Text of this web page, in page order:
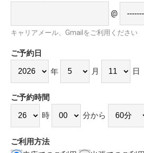
@
キャリアメール、Gmailをご利用ください
ご予約日
年 月 日
ご予約時間
時
分から
ご利用方法